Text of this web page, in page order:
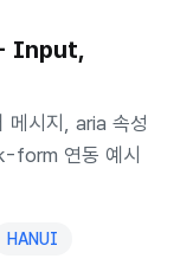
- Input,
시지, aria 속성
form 연동 예시
HANUI